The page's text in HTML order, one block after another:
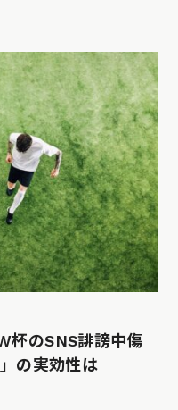
杯のSNS誹謗中傷
の実効性は